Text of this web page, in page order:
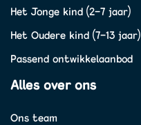
Het Jonge kind (2-7 jaar)
Het Oudere kind (7-13 jaar)
Passend ontwikkelaanbod
Alles over ons
Ons team